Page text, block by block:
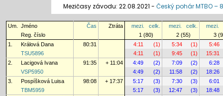
Mezičasy závodu: 22.08.2021 - Český pohár MTBO –
Um. Jméno Čas Ztráta mezi. celk. mezi. celk.
mezi.
Reg. číslo
1 (80) 2 (55)
3
1.
Králová Dana 80:31 4:11 (1) 5:34 (1)
5:46
TSU5896
4:11 (1) 9:45 (1)
15:31
2.
Lacigová Ivana 91:35 + 11:04 4:49 (2) 7:09 (2)
6:28
VSP5950
4:49 (2) 11:58 (2)
18:26
3.
Pospíšková Luisa 98:08 + 17:37 5:17 (3) 7:30 (3)
6:01
TBM5959
5:17 (3) 12:47 (3)
18:48